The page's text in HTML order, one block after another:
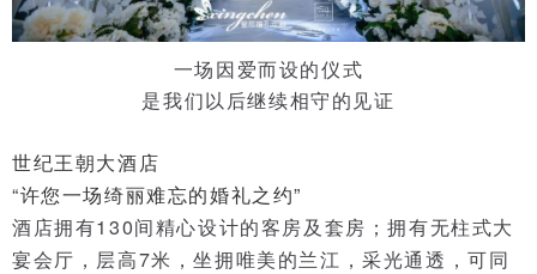
一场因爱而设的仪式
是我们以后继续相守的见证
世纪王朝大酒店
“许您一场绮丽难忘的婚礼之约”
酒店拥有130间精心设计的客房及套房；拥有无柱式大
宴会厅，层高7米，坐拥唯美的兰江，采光通透，可同